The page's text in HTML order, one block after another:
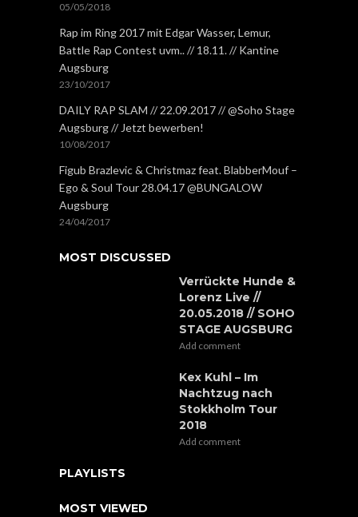
05/05/2018
Rap im Ring 2017 mit Edgar Wasser, Lemur,
Battle Rap Contest uvm.. // 18.11. // Kantine
Augsburg
23/10/2017
DAILY RAP SLAM // 22.09.2017 // @Soho Stage
Augsburg // Jetzt bewerben!
10/08/2017
Figub Brazlevic & Christmaz feat. BlabberMouf –
Ego & Soul Tour 28.04.17 @BUNGALOW
Augsburg
24/04/2017
MOST DISCUSSED
Verrückte Hunde &
Lorenz Live //
20.05.2018 // SOHO
STAGE AUGSBURG
Add comment
Kex Kuhl – Im
Nachtzug nach
Stokkholm Tour
2018
Add comment
PLAYLISTS
MOST VIEWED